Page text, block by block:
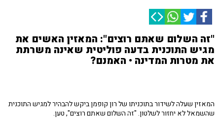
"זה השלום שאתם רוצים": המאזין האשים את
מגיש התוכנית בדעה פוליטית שאינה משרתת
את מטרות המדינה • האמנם?
המאזין שעלה לשידור בתוכניתו של רון קופמן ביקש להבהיר למגיש התוכנית
שהשמאל לא יחזור לשלטון. "זה השלום שאתם רוצים", טען.